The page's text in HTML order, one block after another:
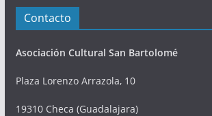
Contacto
Asociación Cultural San Bartolomé
Plaza Lorenzo Arrazola, 10
19310 Checa (Guadalajara)